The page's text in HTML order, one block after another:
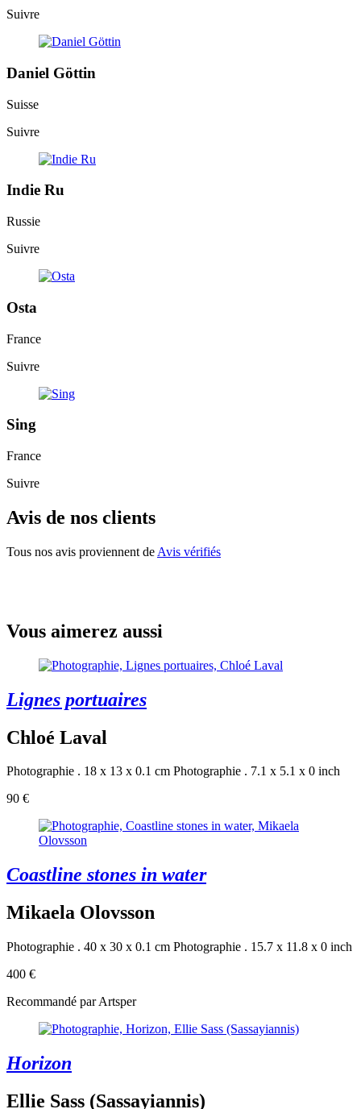
Suivre
Daniel Göttin
Suisse
Suivre
Indie Ru
Russie
Suivre
Osta
France
Suivre
Sing
France
Suivre
Avis de nos clients
Tous nos avis proviennent de Avis vérifiés
Vous aimerez aussi
Lignes portuaires
Chloé Laval
Photographie . 18 x 13 x 0.1 cm Photographie . 7.1 x 5.1 x 0 inch
90 €
Coastline stones in water
Mikaela Olovsson
Photographie . 40 x 30 x 0.1 cm Photographie . 15.7 x 11.8 x 0 inch
400 €
Recommandé par Artsper
Horizon
Ellie Sass (Sassayiannis)